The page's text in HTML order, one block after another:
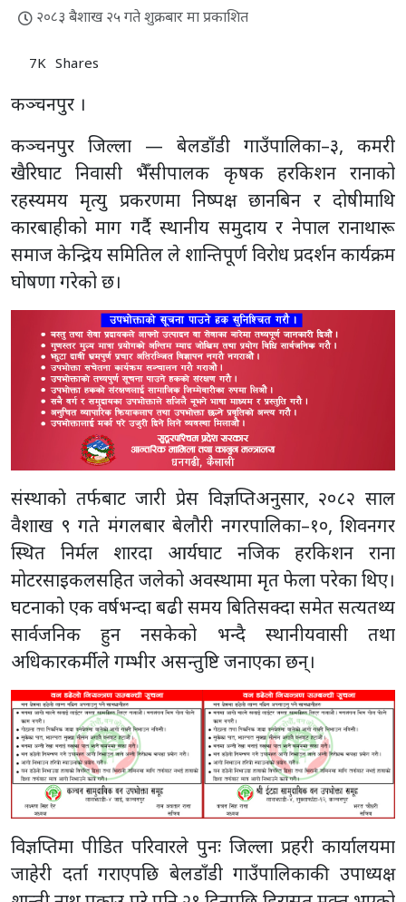
२०८३ बैशाख २५ गते शुक्रबार मा प्रकाशित
7K Shares
कञ्चनपुर ।
कञ्चनपुर जिल्ला — बेलडाँडी गाउँपालिका–३, कमरी
खैरिघाट निवासी भैँसीपालक कृषक हरकिशन रानाको
रहस्यमय मृत्यु प्रकरणमा निष्पक्ष छानबिन र दोषीमाथि
कारबाहीको माग गर्दै स्थानीय समुदाय र नेपाल रानाथारू
समाज केन्द्रिय समितिल ले शान्तिपूर्ण विरोध प्रदर्शन कार्यक्रम
घोषणा गरेको छ।
संस्थाकाे तर्फबाट जारी प्रेस विज्ञप्तिअनुसार, २०८२ साल
वैशाख ९ गते मंगलबार बेलौरी नगरपालिका–१०, शिवनगर
स्थित निर्मल शारदा आर्यघाट नजिक हरकिशन राना
मोटरसाइकलसहित जलेको अवस्थामा मृत फेला परेका थिए।
घटनाको एक वर्षभन्दा बढी समय बितिसक्दा समेत सत्यतथ्य
सार्वजनिक हुन नसकेको भन्दै स्थानीयवासी तथा
अधिकारकर्मीले गम्भीर असन्तुष्टि जनाएका छन्।
विज्ञप्तिमा पीडित परिवारले पुनः जिल्ला प्रहरी कार्यालयमा
जाहेरी दर्ता गराएपछि बेलडाँडी गाउँपालिकाकी उपाध्यक्ष